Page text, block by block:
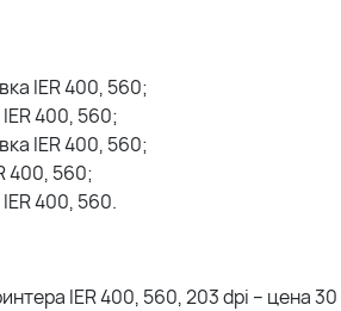
IER 400, 560;
400, 560;
IER 400, 560;
400, 560;
400, 560.
IER 400, 560, 203 dpi – цена